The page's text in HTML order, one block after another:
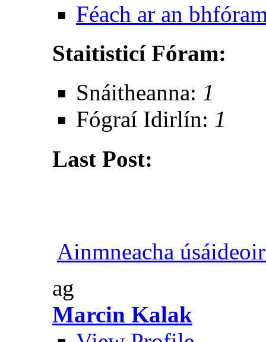
Féach ar an
Staitisticí Fóram:
Snáitheanna: 1
Fógraí Idirlín: 1
Last Post:
Ainmneacha
ag
Marcin Kalak